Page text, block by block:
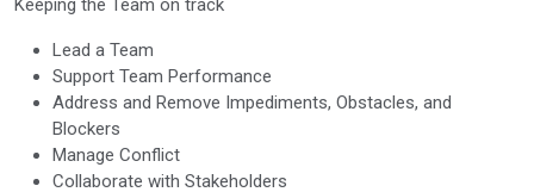
Keeping the Team on track
Lead a Team
Support Team Performance
Address and Remove Impediments, Obstacles, and
Blockers
Manage Conflict
Collaborate with Stakeholders